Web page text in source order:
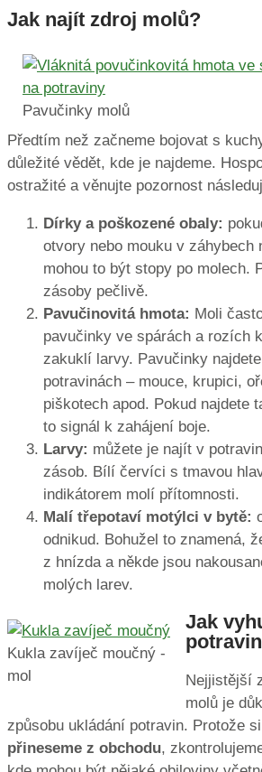
Jak najít zdroj molů?
Pavučinky molů
Předtím než začneme bojovat s
důležité vědět, kde je najdeme.
ostražité a věnujte pozornost
Dírky a poškozené obaly:
otvory nebo mouku v záhybech
mohou to být stopy po molech.
zásoby pečlivě.
Pavučinovitá hmota: Moli
pavučinky ve spárách a rozích
zakuklí larvy. Pavučinky
potravinách – mouce, krupici,
piškotech apod. Pokud najdete
to signál k zahájení boje.
Larvy: můžete je najít v
zásob. Bílí červíci s tmavou
indikátorem molí přítomnosti.
Malí třepotaví motýlci v bytě:
odnikud. Bohužel to znamená,
z hnízda a někde jsou
molých larev.
Kukla zavíječ moučný -
mol
Jak
Nejjistější
molů je
způsobu ukládání potravin. Protože si
přineseme z obchodu,